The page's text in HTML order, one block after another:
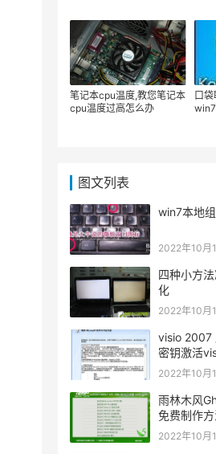
笔记本cpu温度,教您笔记本
cpu温度过高怎么办
口
图文列表
win7本地
2022年10月
四种小方
化
2022年10月
visio 2007
密钥激活
2022年10月
雨林木风
免费制作
2022年10月